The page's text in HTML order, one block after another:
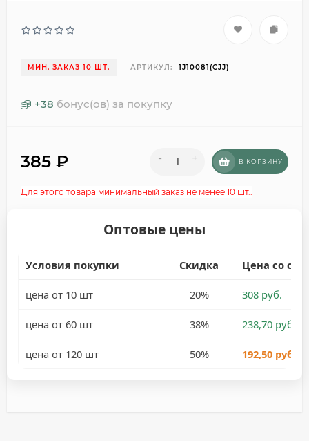
МИН. ЗАКАЗ 10 ШТ. АРТИКУЛ: 1J10081(CJJ)
+38 бонус(ов) за покупку
385 ₽ - + В КОРЗИНУ
Для этого товара минимальный заказ не менее 10 шт..
Оптовые цены
Условия покупки Скидка Цена со
цена от 10 шт 20% 308 руб.
цена от 60 шт 38% 238,70 руб.
цена от 120 шт 50% 192,50 руб.